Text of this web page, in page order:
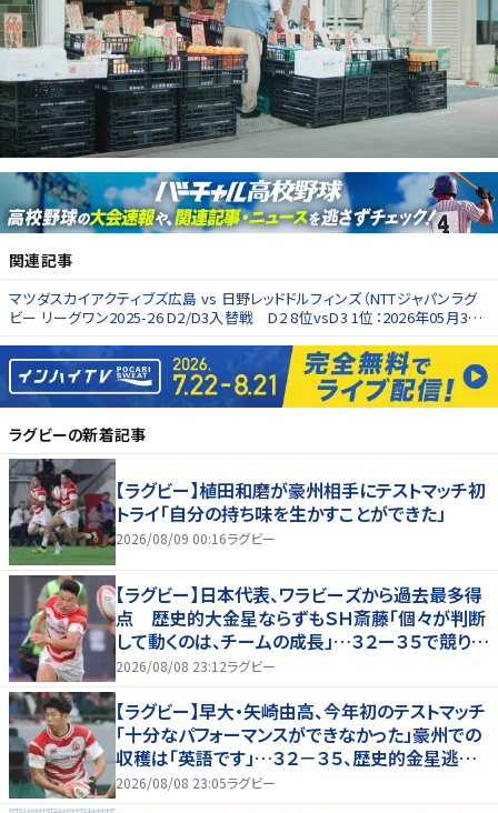
関連記事
マツダスカイアクティブズ広島 vs 日野レッドドルフィンズ（NTTジャパンラグ
ビー リーグワン2025-26 D2/D3入替戦 D2 8位vsD3 1位：2026年05月30
ラグビーの新着記事
【ラグビー】植田和磨が豪州相手にテストマッチ初
トライ「自分の持ち味を生かすことができた」
2026/08/09 00:16ラグビー
【ラグビー】日本代表、ワラビーズから過去最多得
点 歴史的大金星ならずもＳＨ斎藤「個々が判断
して動くのは、チームの成長」…３２ー３５で競り負
ける
2026/08/08 23:12ラグビー
【ラグビー】早大・矢崎由高、今年初のテストマッチ
「十分なパフォーマンスができなかった」豪州での
収穫は「英語です」…３２－３５、歴史的金星逃し
たオーストラリア代表戦はＷＴＢで途中出場
2026/08/08 23:05ラグビー